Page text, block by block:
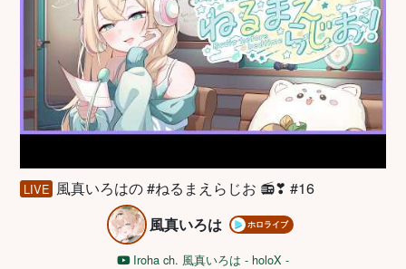
LIVE 風真いろはの #ねるまえらじお 📻❣ #16
風真いろは
ホロライブ
Iroha ch. 風真いろは - holoX -